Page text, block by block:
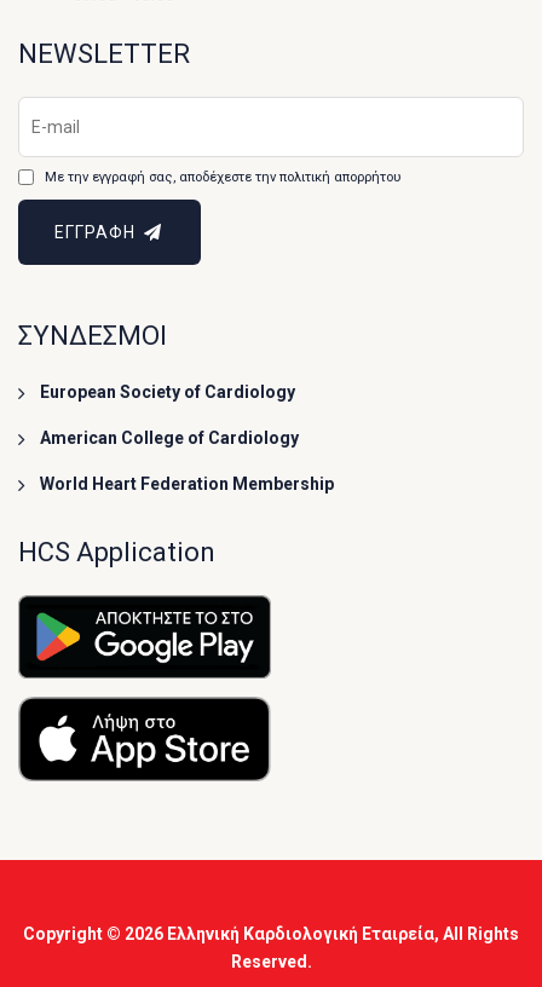
NEWSLETTER
Με την εγγραφή σας, αποδέχεστε την πολιτική απορρήτου
ΕΓΓΡΑΦΗ
ΣΥΝΔΕΣΜΟΙ
European Society of Cardiology
American College of Cardiology
World Heart Federation Membership
HCS Application
Copyright © 2026 Ελληνική Καρδιολογική Εταιρεία, All Rights
Reserved.